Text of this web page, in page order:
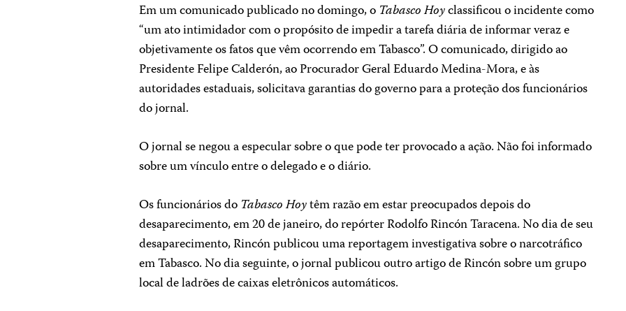
Em um comunicado publicado no domingo, o Tabasco Hoyclassificou o incidente como
“um ato intimidador com o propósito de impedir a tarefa diária de informar veraz e
objetivamente os fatos que vêm ocorrendo em Tabasco”. O comunicado, dirigido ao
Presidente Felipe Calderón, ao Procurador Geral Eduardo Medina-Mora, e às
autoridades estaduais, solicitava garantias do governo para a proteção dos funcionários
do jornal.
O jornal se negou a especular sobre o que pode ter provocado a ação. Não foi informado
sobre um vínculo entre o delegado e o diário.
Os funcionários do Tabasco Hoytêm razão em estar preocupados depois do
desaparecimento, em 20 de janeiro, do repórter Rodolfo Rincón Taracena. No dia de seu
desaparecimento, Rincón publicou uma reportagem investigativa sobre o narcotráfico
em Tabasco. No dia seguinte, o jornal publicou outro artigo de Rincón sobre um grupo
local de ladrões de caixas eletrônicos automáticos.